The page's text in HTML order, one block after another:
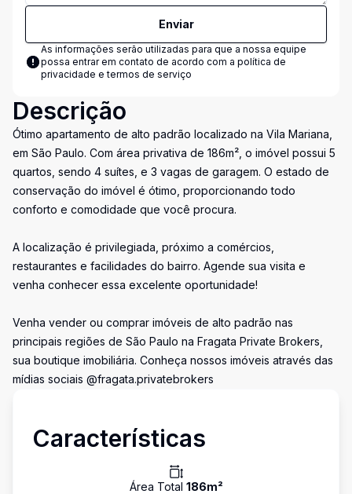
Enviar
As informações serão utilizadas para que a nossa equipe
possa entrar em contato de acordo com a política de
privacidade e termos de serviço
Descrição
Ótimo apartamento de alto padrão localizado na Vila Mariana,
em São Paulo. Com área privativa de 186m², o imóvel possui 5
quartos, sendo 4 suítes, e 3 vagas de garagem. O estado de
conservação do imóvel é ótimo, proporcionando todo
conforto e comodidade que você procura.
A localização é privilegiada, próximo a comércios,
restaurantes e facilidades do bairro. Agende sua visita e
venha conhecer essa excelente oportunidade!
Venha vender ou comprar imóveis de alto padrão nas
principais regiões de São Paulo na Fragata Private Brokers,
sua boutique imobiliária. Conheça nossos imóveis através das
mídias sociais @fragata.privatebrokers
Características
Área Total 186m²